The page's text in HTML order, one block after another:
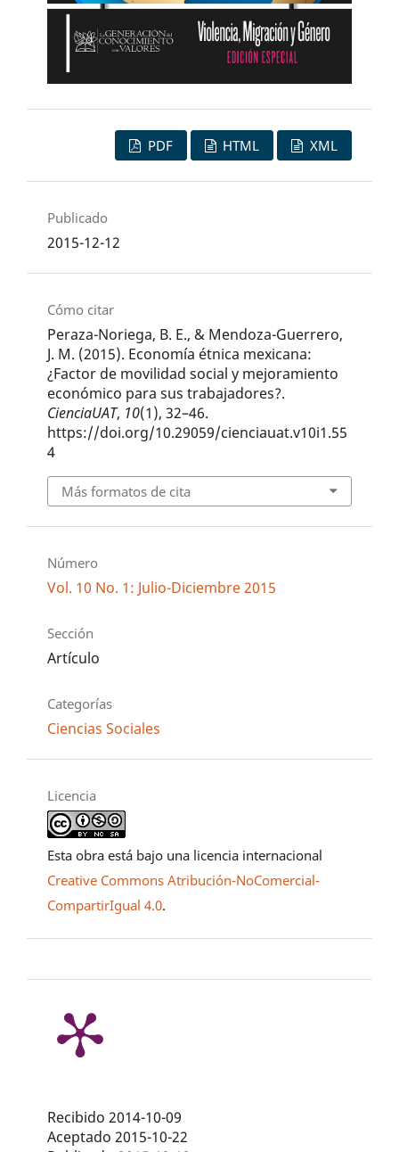
PDF HTML XML
Publicado
2015-12-12
Cómo citar
Peraza-Noriega, B. E., & Mendoza-Guerrero,
J. M. (2015). Economía étnica mexicana:
¿Factor de movilidad social y mejoramiento
económico para sus trabajadores?.
CienciaUAT, 10(1), 32–46.
https://doi.org/10.29059/cienciauat.v10i1.55
4
Más formatos de cita
Número
Vol. 10 No. 1: Julio-Diciembre 2015
Sección
Artículo
Categorías
Ciencias Sociales
Licencia
Esta obra está bajo una licencia internacional
Creative Commons Atribución-NoComercial-
CompartirIgual 4.0.
Recibido 2014-10-09
Aceptado 2015-10-22